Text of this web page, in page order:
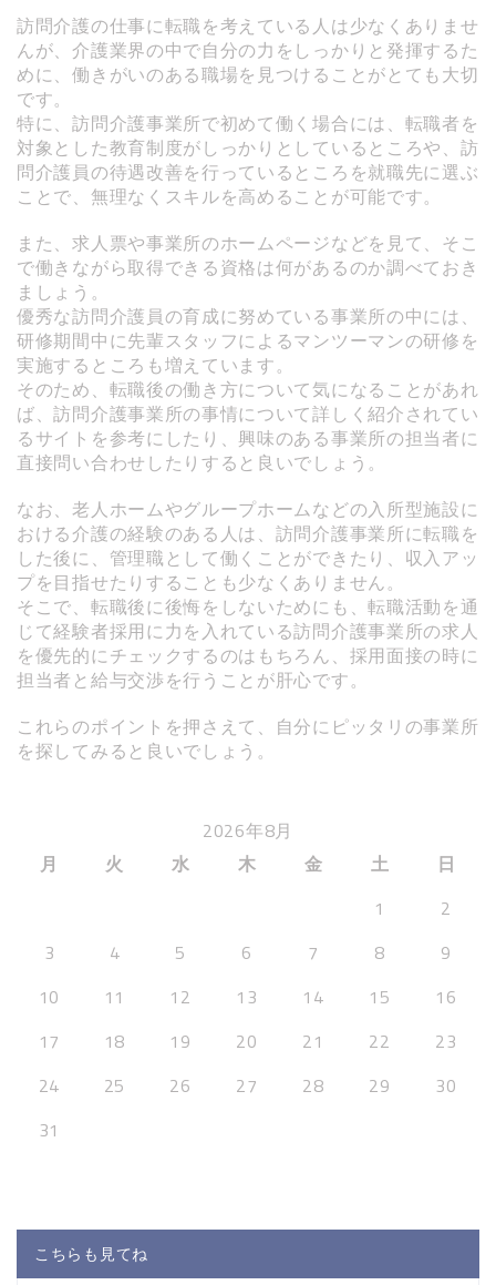
訪問介護の仕事に転職を考えている人は少なくありませ
んが、介護業界の中で自分の力をしっかりと発揮するた
めに、働きがいのある職場を見つけることがとても大切
です。
特に、訪問介護事業所で初めて働く場合には、転職者を
対象とした教育制度がしっかりとしているところや、訪
問介護員の待遇改善を行っているところを就職先に選ぶ
ことで、無理なくスキルを高めることが可能です。
また、求人票や事業所のホームページなどを見て、そこ
で働きながら取得できる資格は何があるのか調べておき
ましょう。
優秀な訪問介護員の育成に努めている事業所の中には、
研修期間中に先輩スタッフによるマンツーマンの研修を
実施するところも増えています。
そのため、転職後の働き方について気になることがあれ
ば、訪問介護事業所の事情について詳しく紹介されてい
るサイトを参考にしたり、興味のある事業所の担当者に
直接問い合わせしたりすると良いでしょう。
なお、老人ホームやグループホームなどの入所型施設に
おける介護の経験のある人は、訪問介護事業所に転職を
した後に、管理職として働くことができたり、収入アッ
プを目指せたりすることも少なくありません。
そこで、転職後に後悔をしないためにも、転職活動を通
じて経験者採用に力を入れている訪問介護事業所の求人
を優先的にチェックするのはもちろん、採用面接の時に
担当者と給与交渉を行うことが肝心です。
これらのポイントを押さえて、自分にピッタリの事業所
を探してみると良いでしょう。
2026年8月
月
火 水 木 金 土
日
1
2
3
4 5 6 7 8
9
10
11 12 13 14 15
16
17
18 19 20 21 22
23
24
25 26 27 28 29
30
31
こちらも見てね